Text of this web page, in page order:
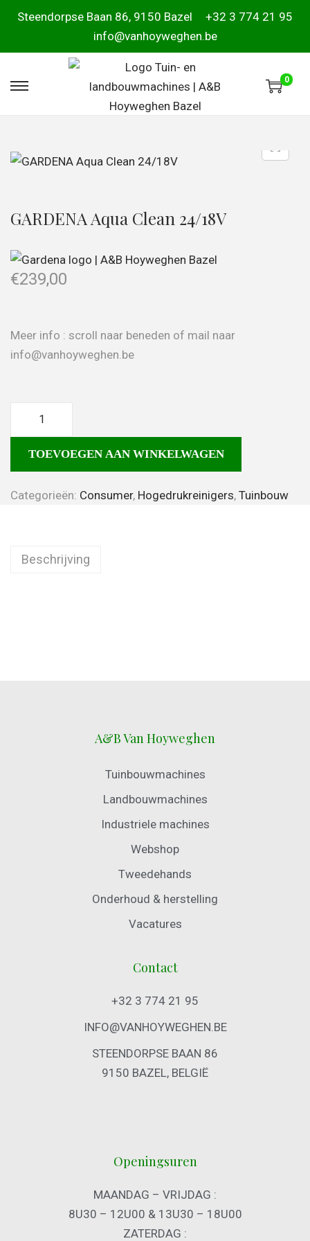
Steendorpse Baan 86, 9150 Bazel
+32 3 774 21 95
info@vanhoyweghen.be
0
GARDENA Aqua Clean 24/18V
€239,00
Meer info : scroll naar beneden of mail naar
info@vanhoyweghen.be
TOEVOEGEN AAN WINKELWAGEN
Categorieën: Consumer, Hogedrukreinigers, Tuinbouw
Beschrijving
A&B Van Hoyweghen
Tuinbouwmachines
Landbouwmachines
Industriele machines
Webshop
Tweedehands
Onderhoud & herstelling
Vacatures
Contact
+32 3 774 21 95
INFO@VANHOYWEGHEN.BE
STEENDORPSE BAAN 86
9150 BAZEL, BELGIË
Openingsuren
MAANDAG – VRIJDAG :
8U30 – 12U00 & 13U30 – 18U00
ZATERDAG :